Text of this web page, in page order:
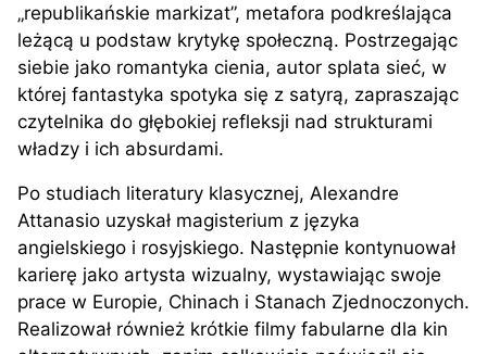
„republikańskie markizat”, metafora podkreślająca
leżącą u podstaw krytykę społeczną. Postrzegając
siebie jako romantyka cienia, autor splata sieć, w
której fantastyka spotyka się z satyrą, zapraszając
czytelnika do głębokiej refleksji nad strukturami
władzy i ich absurdami.
Po studiach literatury klasycznej, Alexandre
Attanasio uzyskał magisterium z języka
angielskiego i rosyjskiego. Następnie kontynuował
karierę jako artysta wizualny, wystawiając swoje
prace w Europie, Chinach i Stanach Zjednoczonych.
Realizował również krótkie filmy fabularne dla kin